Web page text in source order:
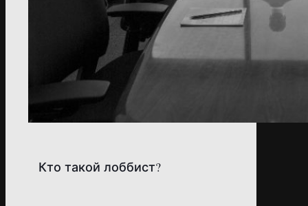
Кто такой лоббист?